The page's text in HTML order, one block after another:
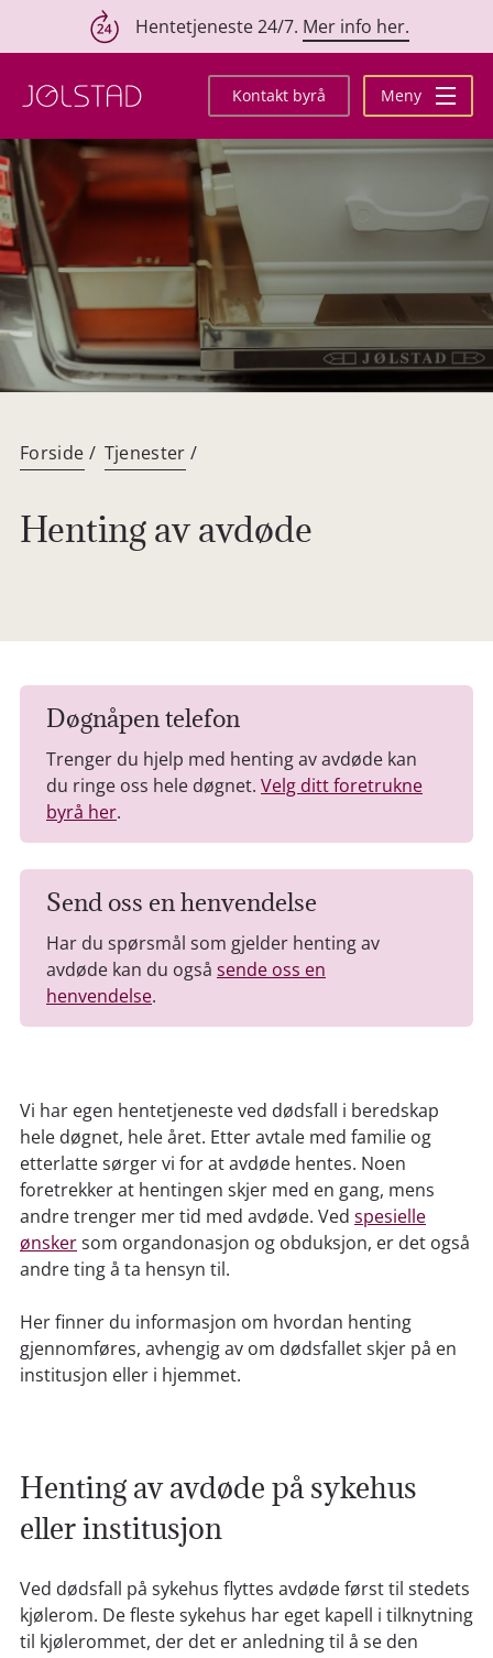
innhold
Hentetjeneste 24/7. Mer info her.
Kontakt byrå Meny
Forside / Tjenester /
Henting av avdøde
Døgnåpen telefon
Trenger du hjelp med henting av avdøde kan
du ringe oss hele døgnet. Velg ditt foretrukne
byrå her.
Send oss en henvendelse
Har du spørsmål som gjelder henting av
avdøde kan du også sende oss en
henvendelse.
Vi har egen hentetjeneste ved dødsfall i beredskap
hele døgnet, hele året. Etter avtale med familie og
etterlatte sørger vi for at avdøde hentes. Noen
foretrekker at hentingen skjer med en gang, mens
andre trenger mer tid med avdøde. Ved spesielle
ønskersom organdonasjon og obduksjon, er det også
andre ting å ta hensyn til.
Her finner du informasjon om hvordan henting
gjennomføres, avhengig av om dødsfallet skjer på en
institusjon eller i hjemmet.
Henting av avdøde på sykehus
eller institusjon
Ved dødsfall på sykehus flyttes avdøde først til stedets
kjølerom. De fleste sykehus har eget kapell i tilknytning
til kjølerommet, der det er anledning til å se den